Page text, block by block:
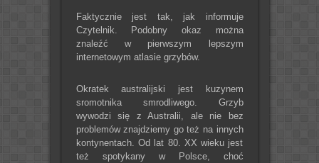
Faktycznie jest tak, jak informuje
Czytelnik. Podobny okaz można
znaleźć w pierwszym lepszym
internetowym atlasie grzybów.
Okratek australijski jest kuzynem
sromotnika smrodliwego. Grzyb
wywodzi się z Australii, ale nie bez
problemów znajdziemy go też na innych
kontynentach. Od lat 80. XX wieku jest
też spotykany w Polsce, choć